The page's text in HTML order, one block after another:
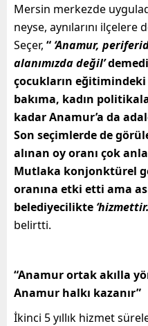
Mersin merkezde
neyse, aynılarını ilçelere
Seçer, “ ‘Anamur,
alanımızda değil’
çocukların eğitimindeki
bakıma, kadın
kadar Anamur’a da
Son seçimlerde de
alınan oy oranı çok
Mutlaka konjonktürel
oranına etki etti ama
belediyecilikte
belirtti.
“Anamur ortak akılla
Anamur halkı kazanır”
İkinci 5 yıllık hizmet